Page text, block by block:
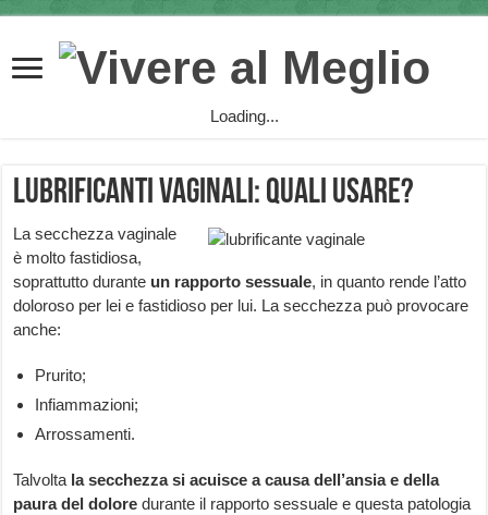
Loading...
Lubrificanti vaginali: quali usare?
La secchezza vaginale
è molto fastidiosa,
soprattutto durante un rapporto sessuale, in quanto rende l’atto
doloroso per lei e fastidioso per lui. La secchezza può provocare
anche:
Prurito;
Infiammazioni;
Arrossamenti.
Talvolta la secchezza si acuisce a causa dell’ansia e della
paura del dolore durante il rapporto sessuale e questa patologia